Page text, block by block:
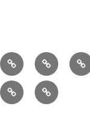
AttualitàCronaca
Sport Contatti